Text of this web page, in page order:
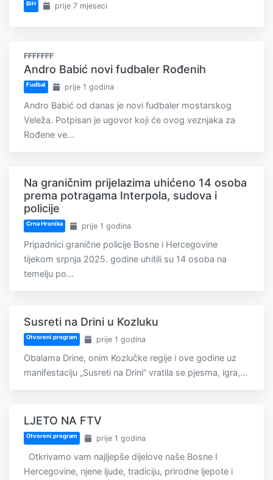
BiH prije 7 mjeseci
FFFFFFF
Andro Babić novi fudbaler Rođenih
Fudbal prije 1 godina
Andro Babić od danas je novi fudbaler mostarskog
Veleža. Potpisan je ugovor koji će ovog veznjaka za
Rođene ve...
Na graničnim prijelazima uhićeno 14 osoba
prema potragama Interpola, sudova i
policije
Crna Hronika prije 1 godina
Pripadnici granične policije Bosne i Hercegovine
tijekom srpnja 2025. godine uhitili su 14 osoba na
temelju po...
Susreti na Drini u Kozluku
Otvoreni program prije 1 godina
Obalama Drine, onim Kozlučke regije i ove godine uz
manifestaciju „Susreti na Drini“ vratila se pjesma, igra,...
LJETO NA FTV
Otvoreni program prije 1 godina
Otkrivamo vam najljepše dijelove naše Bosne I
Hercegovine, njene ljude, tradiciju, prirodne ljepote i